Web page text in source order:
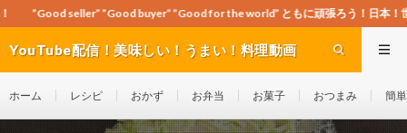
buyer” ”Good for the world” ともに頑張ろう！日本！世界！
YouTube配信！美味しい！うまい！料理動画
ホーム レシピ おかず お弁当 お菓子 おつまみ 簡